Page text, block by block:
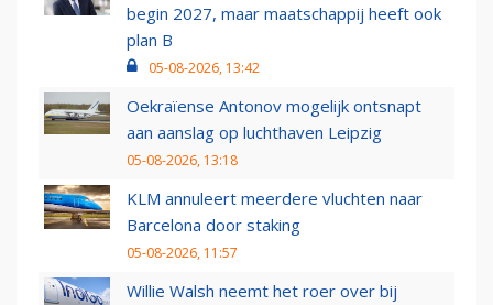
begin 2027, maar maatschappij heeft ook
plan B
05-08-2026, 13:42
Oekraïense Antonov mogelijk ontsnapt
aan aanslag op luchthaven Leipzig
05-08-2026, 13:18
KLM annuleert meerdere vluchten naar
Barcelona door staking
05-08-2026, 11:57
Willie Walsh neemt het roer over bij